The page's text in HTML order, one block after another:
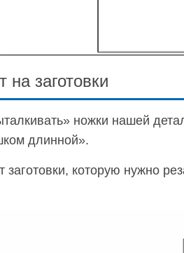
на заготовки
ножки нашей
длинной».
заготовки, которую нужно